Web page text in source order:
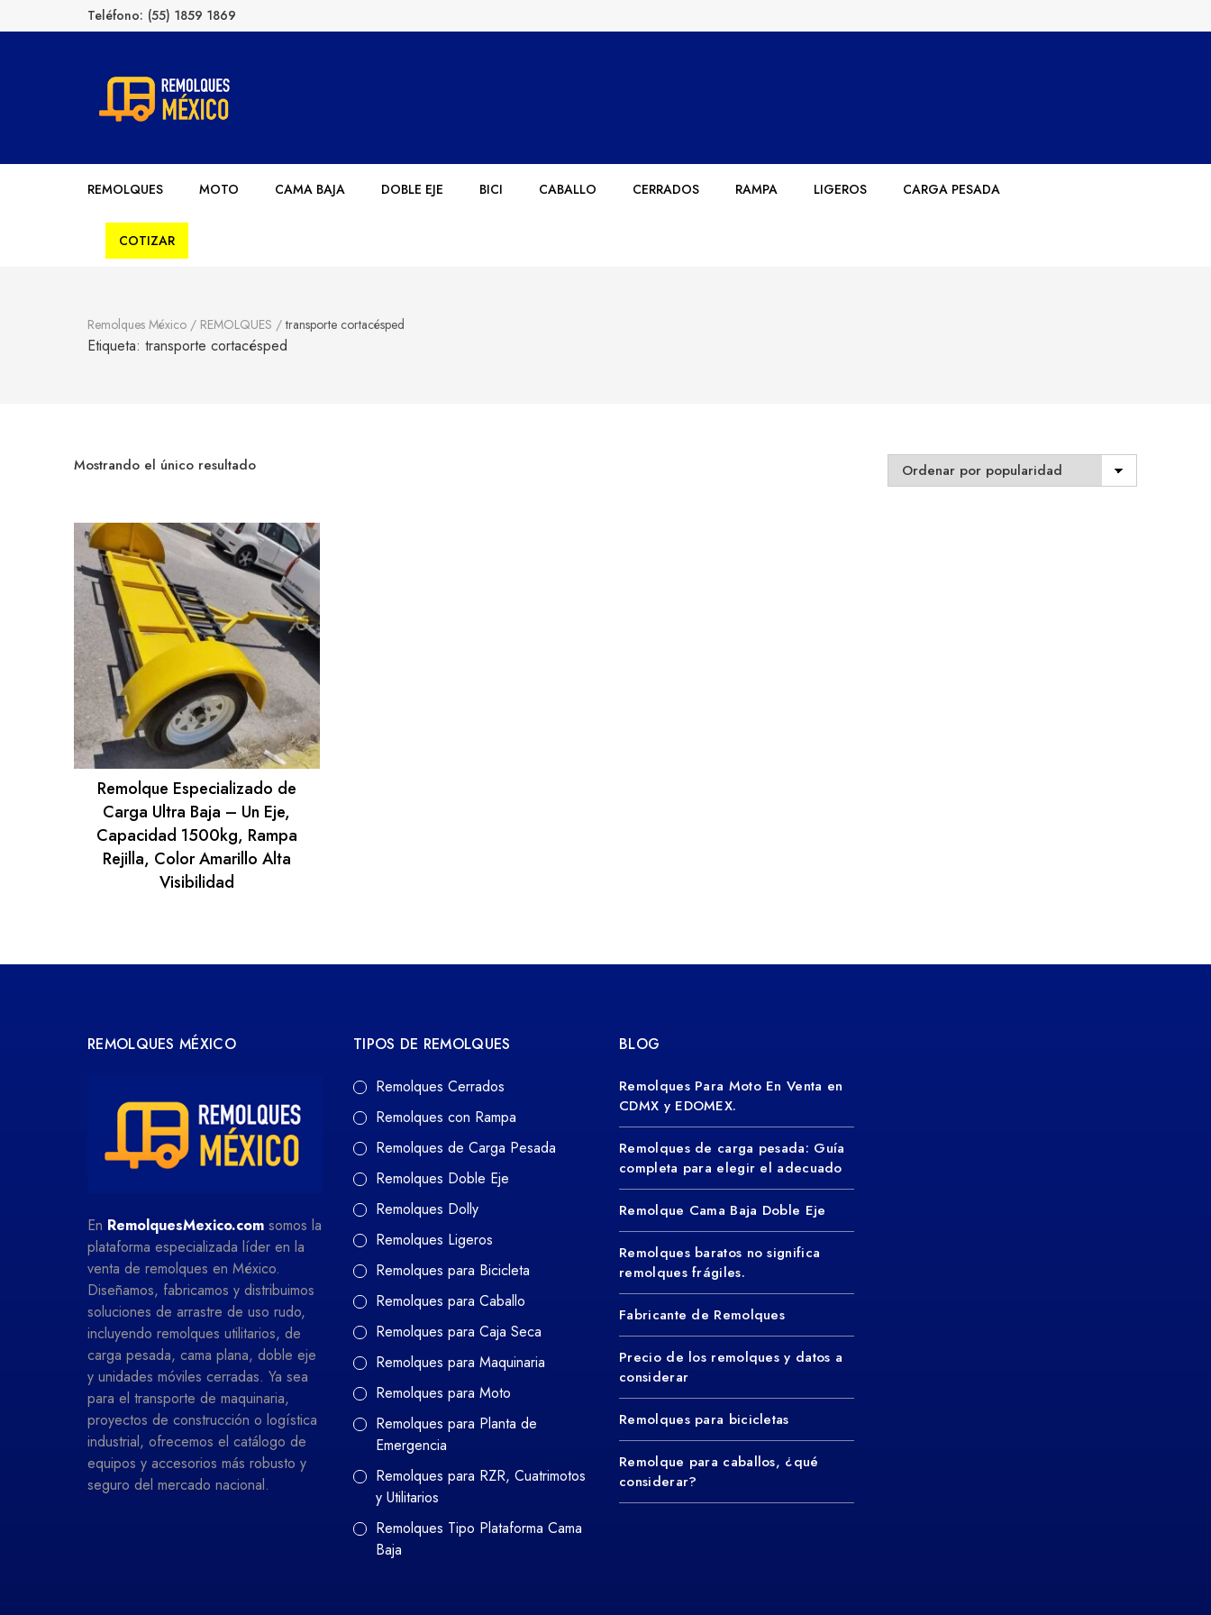
Teléfono: (55) 1859 1869
Remolques México
REMOLQUES MOTO CAMA BAJA DOBLE EJE BICI CABALLO CERRADOS RAMPA LIGEROS CARGA PESADA
COTIZAR
Remolques México / REMOLQUES /transporte cortacésped
Etiqueta: transporte cortacésped
Mostrando el único resultado
Remolque Especializado de
Carga Ultra Baja – Un Eje,
Capacidad 1500kg, Rampa
Rejilla, Color Amarillo Alta
Visibilidad
REMOLQUES MÉXICO
En RemolquesMexico.com somos la
plataforma especializada líder en la
venta de remolques en México.
Diseñamos, fabricamos y distribuimos
soluciones de arrastre de uso rudo,
incluyendo remolques utilitarios, de
carga pesada, cama plana, doble eje
y unidades móviles cerradas. Ya sea
para el transporte de maquinaria,
proyectos de construcción o logística
industrial, ofrecemos el catálogo de
equipos y accesorios más robusto y
seguro del mercado nacional.
TIPOS DE REMOLQUES
Remolques Cerrados
Remolques con Rampa
Remolques de Carga Pesada
Remolques Doble Eje
Remolques Dolly
Remolques Ligeros
Remolques para Bicicleta
Remolques para Caballo
Remolques para Caja Seca
Remolques para Maquinaria
Remolques para Moto
Remolques para Planta de
Emergencia
Remolques para RZR, Cuatrimotos
y Utilitarios
Remolques Tipo Plataforma Cama
Baja
BLOG
Remolques Para Moto En Venta en
CDMX y EDOMEX.
Remolques de carga pesada: Guía
completa para elegir el adecuado
Remolque Cama Baja Doble Eje
Remolques baratos no significa
remolques frágiles.
Fabricante de Remolques
Precio de los remolques y datos a
considerar
Remolques para bicicletas
Remolque para caballos, ¿qué
considerar?